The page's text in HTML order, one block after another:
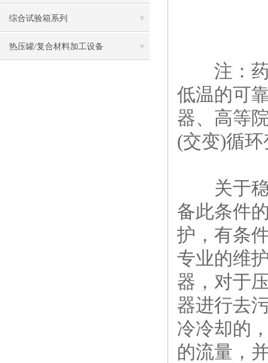
综合试验箱系列
热压罐/复合材料加工设备
注：药
低温的可
器、高等
(交变)循
关于稳
备此条件
护，有条
专业的维
器，对于
器进行去
冷冷却的
的流量，